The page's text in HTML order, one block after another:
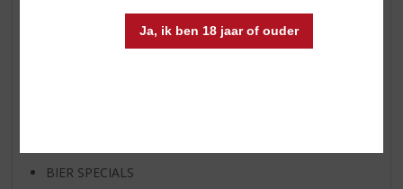
Ja, ik ben 18 jaar of ouder
WHISKY VAN DE MAAND
RUM VAN DE MAAND
BIER SPECIALS